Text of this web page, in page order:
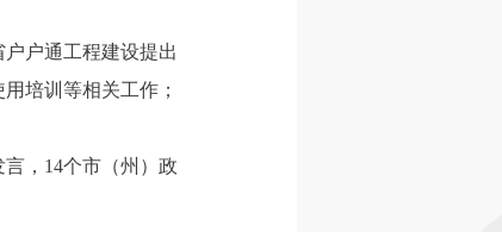
户通工程建设提出
培训等相关工作；
，14个市（州）政